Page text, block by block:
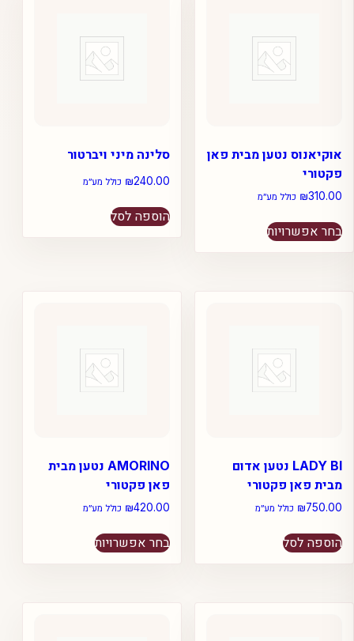
סלינה מיני ויברטור
₪240.00 כולל מע״מ
הוספה לסל
אוקיאנוס נטען מבית פאן
פקטורי
₪310.00 כולל מע״מ
בחר אפשרויותזה
האפשרויות
AMORINO נטען מבית
פאן פקטורי
₪420.00 כולל מע״מ
בחר אפשרויותזה
LADY BI נטען אדום
מבית פאן פקטורי
₪750.00 כולל מע״מ
הוספה לסל